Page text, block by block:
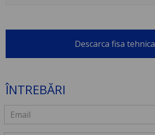
Descarca fisa tehnica
ÎNTREBĂRI